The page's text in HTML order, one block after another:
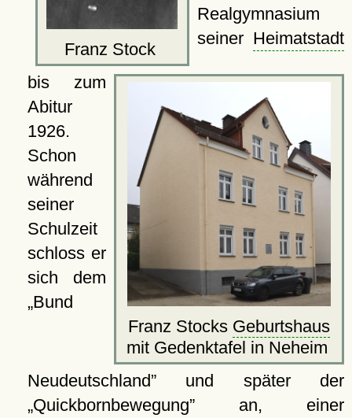
Franz Stock
Franz Stocks Geburtshaus
mit Gedenktafel in Neheim
Realgymnasium
seiner Heimatstadt
bis zum
Abitur
1926.
Schon
während
seiner
Schulzeit
schloss er
sich dem
Bund
Neudeutschland und später der
Quickbornbewegung an, einer